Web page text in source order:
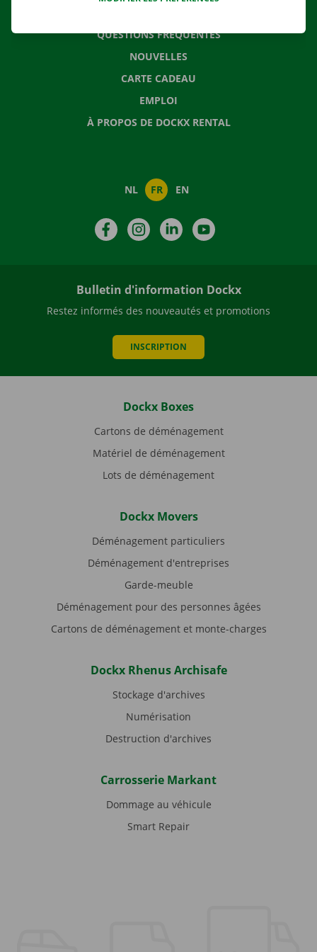
QUESTIONS FRÉQUENTES
NOUVELLES
CARTE CADEAU
EMPLOI
À PROPOS DE DOCKX RENTAL
NL FR EN
FacebookInstagramLinkedIn
Bulletin d'information Dockx
Restez informés des nouveautés et promotions
INSCRIPTION
Dockx Boxes
Cartons de déménagement
Matériel de déménagement
Lots de déménagement
Dockx Movers
Déménagement particuliers
Déménagement d'entreprises
Garde-meuble
Déménagement pour des personnes âgées
Cartons de déménagement et monte-charges
Dockx Rhenus Archisafe
Stockage d'archives
Numérisation
Destruction d'archives
Carrosserie Markant
Dommage au véhicule
Smart Repair